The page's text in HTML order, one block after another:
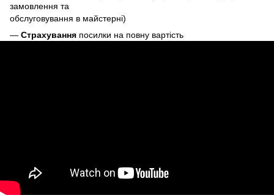
замовлення та
обслуговування в майстерні)
— Страхування посилки на повну вартість